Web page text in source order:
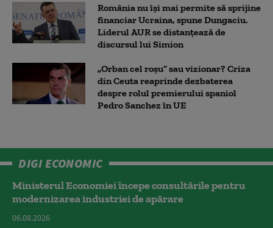
România nu își mai permite să sprijine
financiar Ucraina, spune Dungaciu.
Liderul AUR se distanțează de
discursul lui Simion
„Orban cel roșu” sau vizionar? Criza
din Ceuta reaprinde dezbaterea
despre rolul premierului spaniol
Pedro Sanchez în UE
DIGI ECONOMIC
Ministerul Economiei începe consultările pentru
modernizarea industriei de apărare
06.08.2026